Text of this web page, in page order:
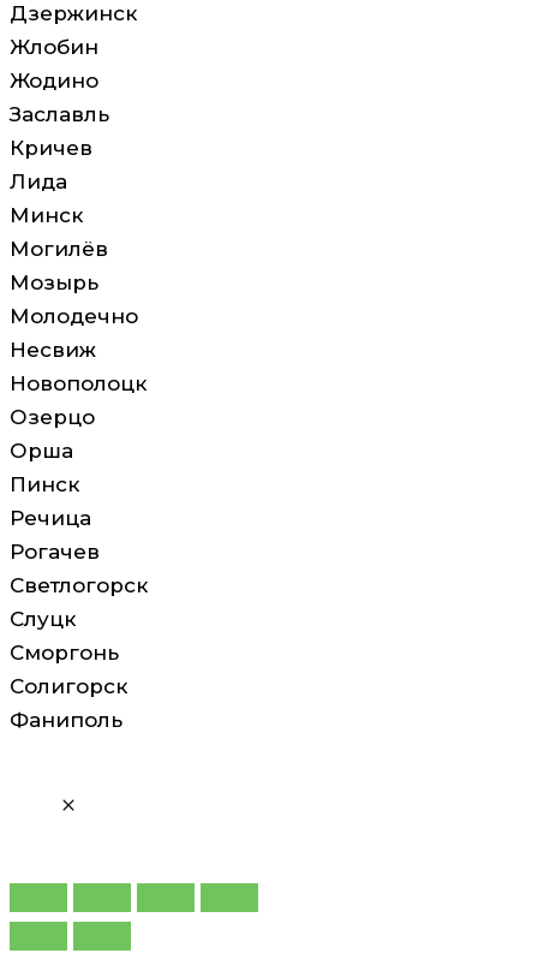
Дзержинск
Жлобин
Жодино
Заславль
Кричев
Лида
Минск
Могилёв
Мозырь
Молодечно
Несвиж
Новополоцк
Озерцо
Орша
Пинск
Речица
Рогачев
Светлогорск
Слуцк
Сморгонь
Солигорск
Фаниполь